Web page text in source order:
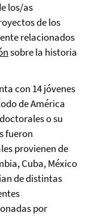
los/as
de los
relacionados
sobre la historia
con 14 jóvenes
de América
o su
fueron
provienen de
Cuba, México
de distintas
por